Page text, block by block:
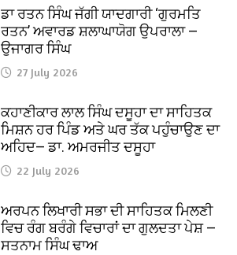
ਡਾ ਰਤਨ ਸਿੰਘ ਜੱਗੀ ਯਾਦਗਾਰੀ ‘ਗੁਰਮਤਿ
ਰਤਨ’ ਅਵਾਰਡ ਸ਼ਲਾਘਾਯੋਗ ਉਪਰਾਲਾ —
ਉਜਾਗਰ ਸਿੰਘ
27 July 2026
ਕਹਾਣੀਕਾਰ ਲਾਲ ਸਿੰਘ ਦਸੂਹਾ ਦਾ ਸਾਹਿਤਕ
ਮਿਸ਼ਨ ਹਰ ਪਿੰਡ ਅਤੇ ਘਰ ਤੱਕ ਪਹੁੰਚਾਉਣ ਦਾ
ਅਹਿਦ— ਡਾ. ਅਮਰਜੀਤ ਦਸੂਹਾ
22 July 2026
ਅਰਪਨ ਲਿਖਾਰੀ ਸਭਾ ਦੀ ਸਾਹਿਤਕ ਮਿਲਣੀ
ਵਿਚ ਰੰਗ ਬਰੰਗੇ ਵਿਚਾਰਾਂ ਦਾ ਗੁਲਦਤਾ ਪੇਸ਼ —
ਸਤਨਾਮ ਸਿੰਘ ਢਾਅ